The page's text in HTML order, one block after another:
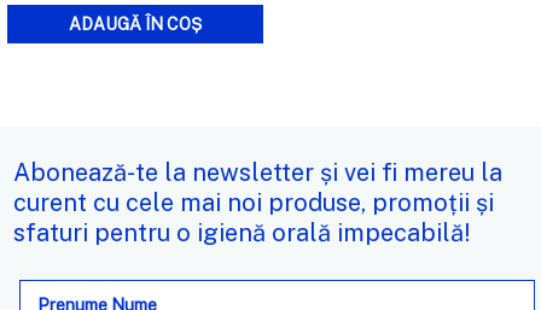
ADAUGĂ ÎN COȘ
Abonează-te la newsletter și vei fi mereu la
curent cu cele mai noi produse, promoții și
sfaturi pentru o igienă orală impecabilă!
Adresa